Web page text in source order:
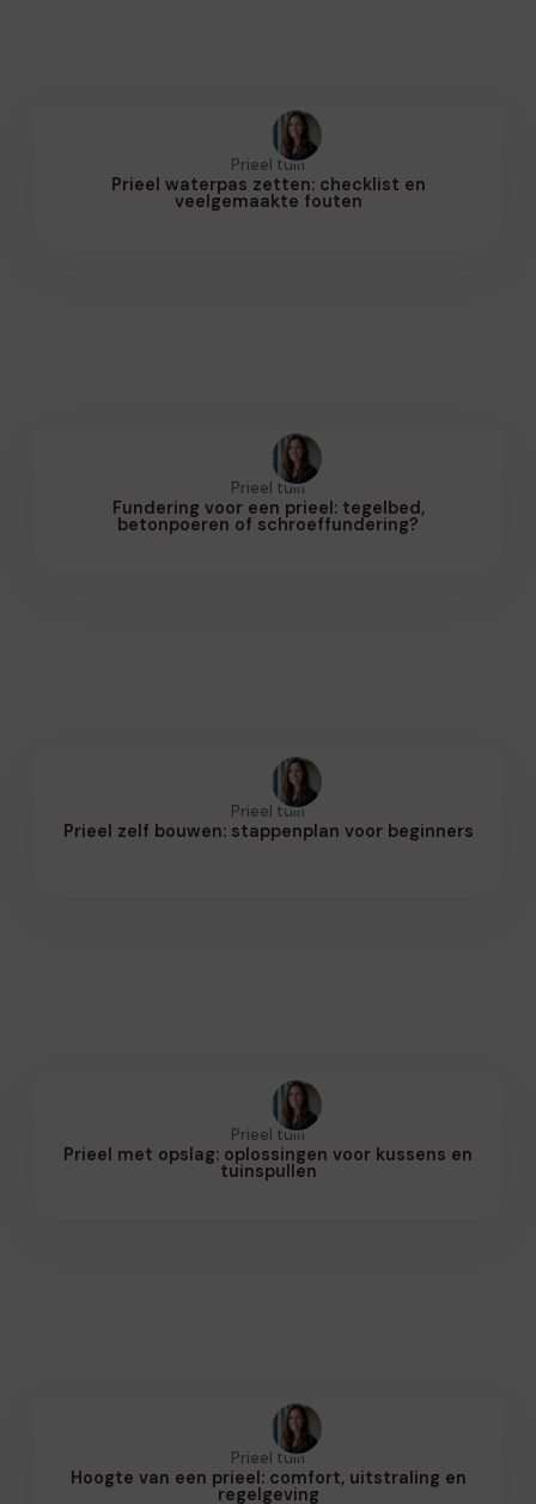
Prieel tuin
Prieel waterpas zetten: checklist en
veelgemaakte fouten
Prieel tuin
Fundering voor een prieel: tegelbed,
betonpoeren of schroeffundering?
Prieel tuin
Prieel zelf bouwen: stappenplan voor beginners
Prieel tuin
Prieel met opslag: oplossingen voor kussens en
tuinspullen
Prieel tuin
Hoogte van een prieel: comfort, uitstraling en
regelgeving